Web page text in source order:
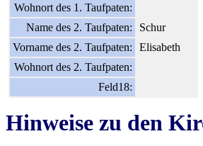
Wohnort des 1. Taufpaten:
Name des 2. Taufpaten:
Schur
Vorname des 2. Taufpaten:
Elisabeth
Wohnort des 2. Taufpaten:
Feld18:
Hinweise zu den